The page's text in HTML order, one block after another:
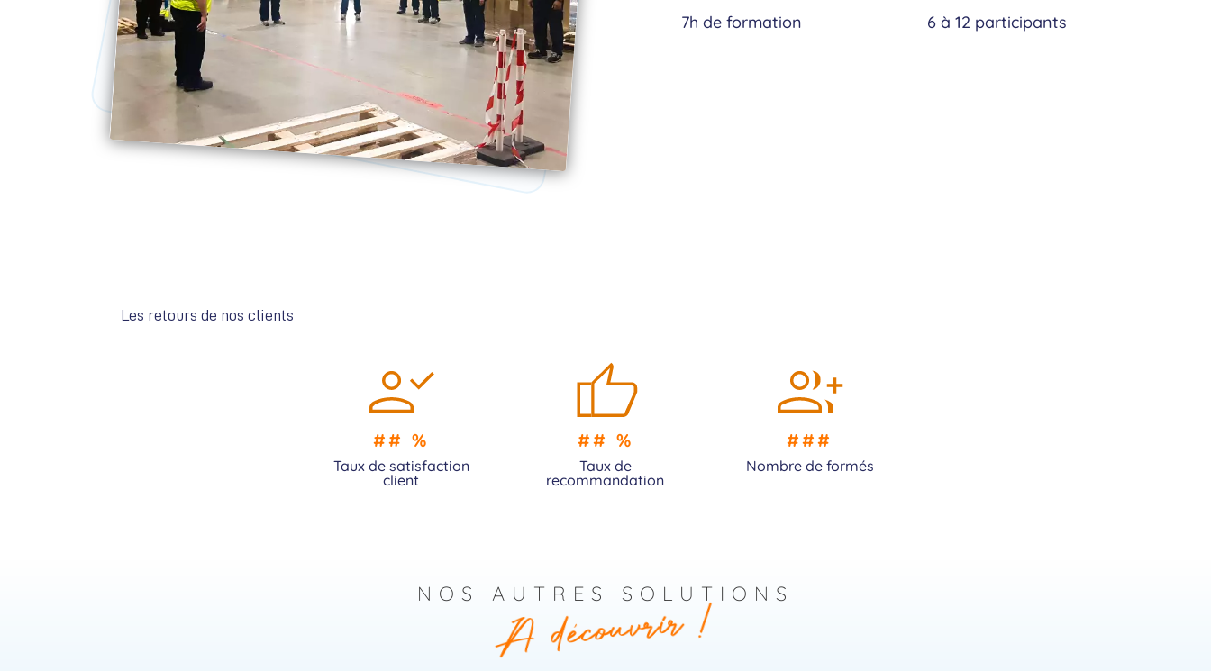
7h de formation 6 à 12 participants
Les retours de nos clients
## %
Taux de satisfaction
client
## %
Taux de
recommandation
###
Nombre de formés
NOS AUTRES SOLUTIONS
A découvrir !